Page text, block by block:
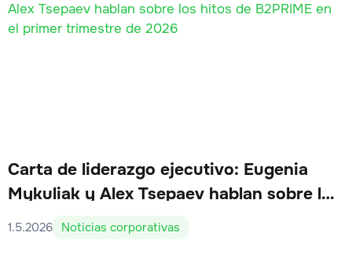
Carta de liderazgo ejecutivo: Eugenia
Mykuliak y Alex Tsepaev hablan sobre los
hitos de B2PRIME en el primer trimestre
1.5.2026 Noticias corporativas